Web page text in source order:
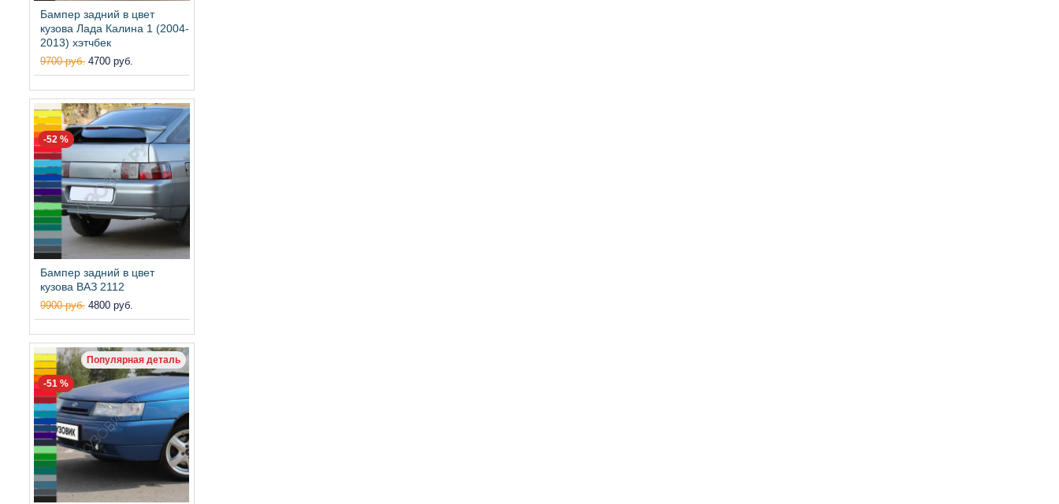
Бампер задний в цвет
кузова Лада Калина 1 (2004-
2013) хэтчбек
9700 руб. 4700 руб.
-52 %
Бампер задний в цвет
кузова ВАЗ 2112
9900 руб. 4800 руб.
Популярная деталь
-51 %